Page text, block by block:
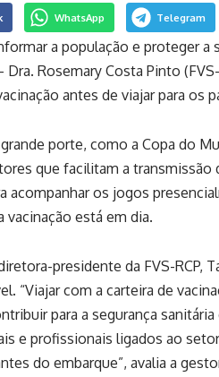
WhatsApp Telegram
a população e proteger a
Dra. Rosemary Costa Pinto
antes de viajar para os
porte, como a Copa do
que facilitam a
acompanhar os jogos
vacinação está em dia.
presidente da FVS-RCP,
“Viajar com a carteira de
para a segurança
e profissionais ligados ao
do embarque”, avalia a